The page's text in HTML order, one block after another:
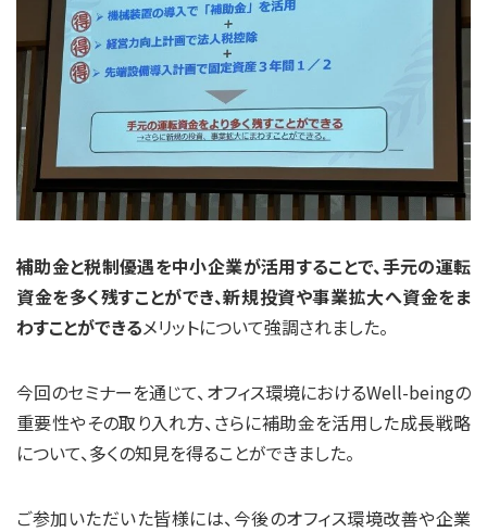
補助金と税制優遇を中小企業が活用することで、手元の運転
資金を多く残すことができ、新規投資や事業拡大へ資金をま
わすことができるメリットについて強調されました。
今回のセミナーを通じて、オフィス環境におけるWell-beingの
重要性やその取り入れ方、さらに補助金を活用した成長戦略
について、多くの知見を得ることができました。
ご参加いただいた皆様には、今後のオフィス環境改善や企業